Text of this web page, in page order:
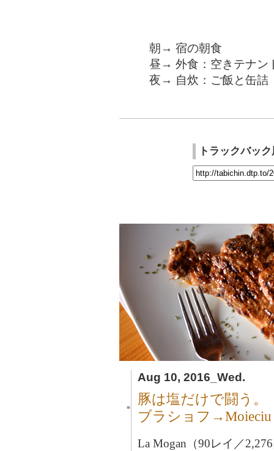
朝→ 宿の朝食
昼→ 外食：空きテナン
夜→ 自炊：ご飯と缶詰
トラックバッ
Aug 10, 2016_Wed.
■
豚は塩だけで闘う。
ブラショフ→Moieciu
La Mogan（90レイ／